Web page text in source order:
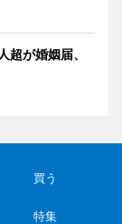
が婚姻届、
買う
特集